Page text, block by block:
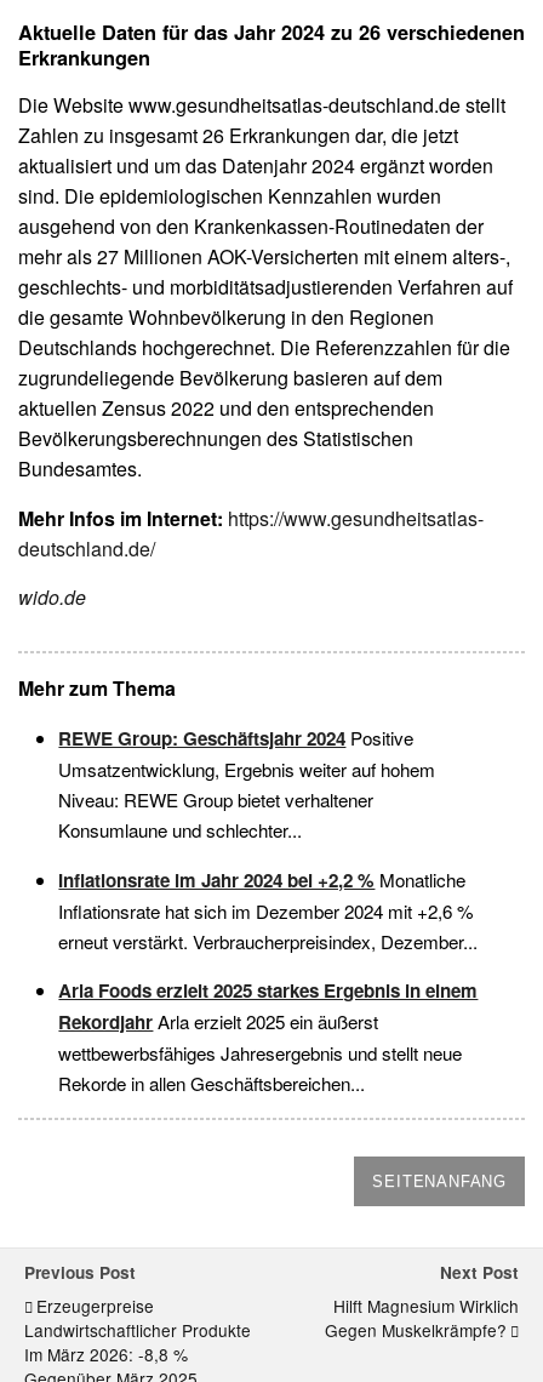
Aktuelle Daten für das Jahr 2024 zu 26 verschiedenen
Erkrankungen
Die Website www.gesundheitsatlas-deutschland.de stellt
Zahlen zu insgesamt 26 Erkrankungen dar, die jetzt
aktualisiert und um das Datenjahr 2024 ergänzt worden
sind. Die epidemiologischen Kennzahlen wurden
ausgehend von den Krankenkassen-Routinedaten der
mehr als 27 Millionen AOK-Versicherten mit einem alters-,
geschlechts- und morbiditätsadjustierenden Verfahren auf
die gesamte Wohnbevölkerung in den Regionen
Deutschlands hochgerechnet. Die Referenzzahlen für die
zugrundeliegende Bevölkerung basieren auf dem
aktuellen Zensus 2022 und den entsprechenden
Bevölkerungsberechnungen des Statistischen
Bundesamtes.
Mehr Infos im Internet: https://www.gesundheitsatlas-
deutschland.de/
wido.de
Mehr zum Thema
REWE Group: Geschäftsjahr 2024 Positive
Umsatzentwicklung, Ergebnis weiter auf hohem
Niveau: REWE Group bietet verhaltener
Konsumlaune und schlechter...
Inflationsrate im Jahr 2024 bei +2,2 % Monatliche
Inflationsrate hat sich im Dezember 2024 mit +2,6 %
erneut verstärkt. Verbraucherpreisindex, Dezember...
Arla Foods erzielt 2025 starkes Ergebnis in einem
RekordjahrArla erzielt 2025 ein äußerst
wettbewerbsfähiges Jahresergebnis und stellt neue
Rekorde in allen Geschäftsbereichen...
SEITENANFANG
Previous Post
Erzeugerpreise
Landwirtschaftlicher Produkte
Im März 2026: -8,8 %
Next Post
Hilft Magnesium Wirklich
Gegen Muskelkrämpfe?